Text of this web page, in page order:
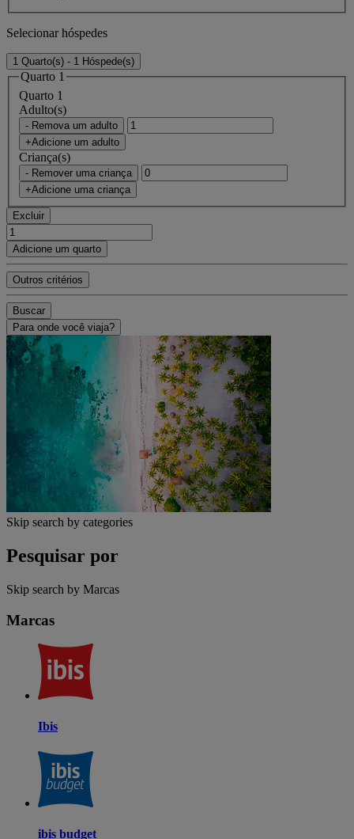
Selecionar hóspedes
1 Quarto(s) - 1 Hóspede(s)
Quarto 1
Quarto 1
Adulto(s)
- Remova um adulto
+Adicione um adulto
Criança(s)
- Remover uma criança
+Adicione uma criança
Excluir
Adicione um quarto
Outros critérios
Buscar
Para onde você viaja?
Skip search by categories
Pesquisar por
Skip search by Marcas
Marcas
Ibis
ibis budget